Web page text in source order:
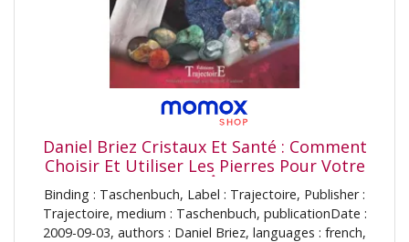
Daniel Briez Cristaux Et Santé : Comment
Choisir Et Utiliser Les Pierres Pour Votre
Bien-Être
Binding : Taschenbuch, Label : Trajectoire, Publisher :
Trajectoire, medium : Taschenbuch, publicationDate :
2009-09-03, authors : Daniel Briez, languages : french,